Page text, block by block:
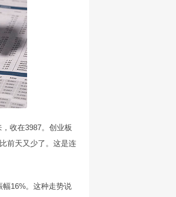
收在3987。创业板
前天又少了。这是连
16%。这种走势说